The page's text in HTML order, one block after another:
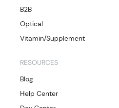
B2B
Optical
Vitamin/Supplement
RESOURCES
Blog
Help Center